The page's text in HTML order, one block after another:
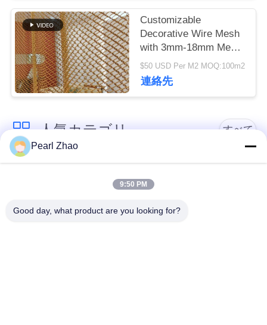
品
質
管
理
連
絡
だ
Customizable
Decorative Wire Mesh
with 3mm-18mm Mesh
Opening 0.5-2mm Wire
Diameter and
40%-85% Open Area
$50 USD Per M2 MOQ:100m2
連絡先
人気カテゴリ すべて
ュ
Pearl Zhao
9:50 PM
Good day, what product are you looking for?